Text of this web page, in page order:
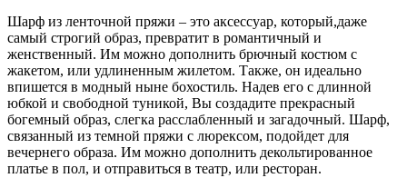
Шарф из ленточной пряжи – это аксессуар, который,даже
самый строгий образ, превратит в романтичный и
женственный. Им можно дополнить брючный костюм с
жакетом, или удлиненным жилетом. Также, он идеально
впишется в модный ныне бохостиль. Надев его с длинной
юбкой и свободной туникой, Вы создадите прекрасный
богемный образ, слегка расслабленный и загадочный. Шарф,
связанный из темной пряжи с люрексом, подойдет для
вечернего образа. Им можно дополнить декольтированное
платье в пол, и отправиться в театр, или ресторан.